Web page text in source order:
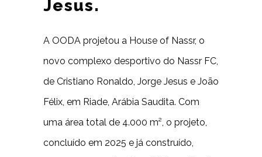
Jesus.
A OODA projetou a House of Nassr, o
novo complexo desportivo do Nassr FC,
de Cristiano Ronaldo, Jorge Jesus e João
Félix, em Riade, Arábia Saudita. Com
uma área total de 4.000 m², o projeto,
concluído em 2025 e já construído,